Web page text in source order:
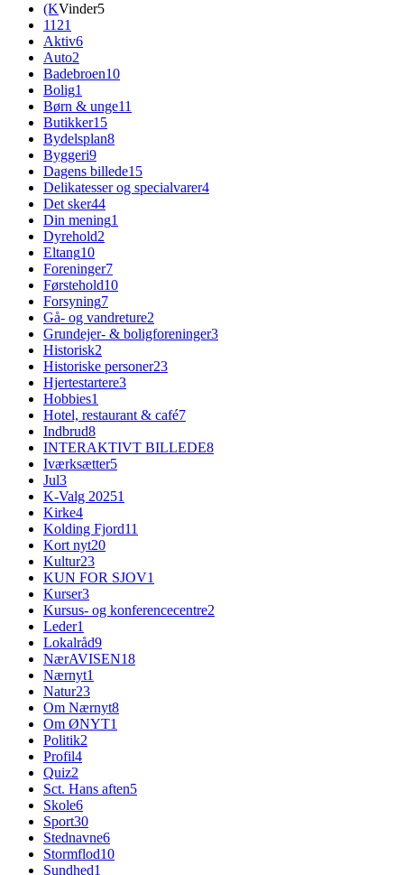
(KVinder5
1121
Aktiv6
Auto2
Badebroen10
Bolig1
Børn & unge11
Butikker15
Bydelsplan8
Byggeri9
Dagens billede15
Delikatesser og specialvarer4
Det sker44
Din mening1
Dyrehold2
Eltang10
Foreninger7
Førstehold10
Forsyning7
Gå- og vandreture2
Grundejer- & boligforeninger3
Historisk2
Historiske personer23
Hjertestartere3
Hobbies1
Hotel, restaurant & café7
Indbrud8
INTERAKTIVT BILLEDE8
Iværksætter5
Jul3
K-Valg 20251
Kirke4
Kolding Fjord11
Kort nyt20
Kultur23
KUN FOR SJOV1
Kurser3
Kursus- og konferencecentre2
Leder1
Lokalråd9
NærAVISEN18
Nærnyt1
Natur23
Om Nærnyt8
Om ØNYT1
Politik2
Profil4
Quiz2
Sct. Hans aften5
Skole6
Sport30
Stednavne6
Stormflod10
Sundhed1